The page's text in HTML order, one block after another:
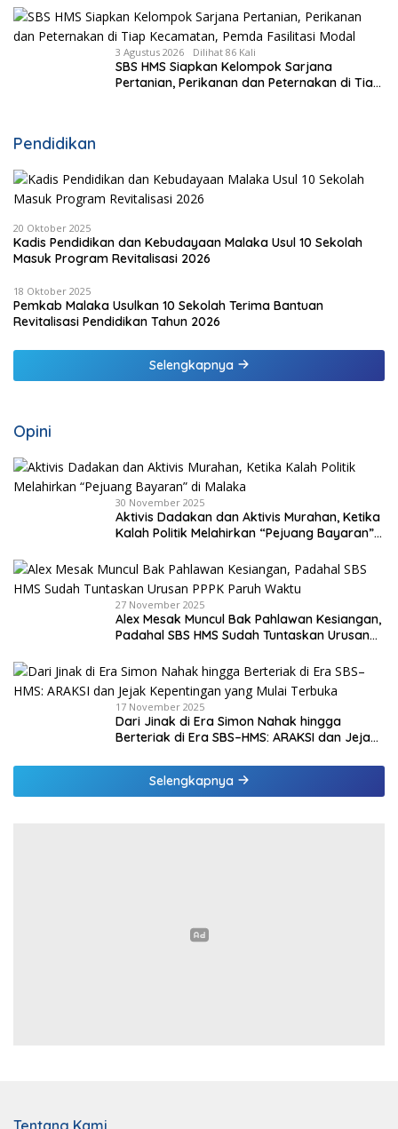
3 Agustus 2026 Dilihat 86 Kali
SBS HMS Siapkan Kelompok Sarjana
Pertanian, Perikanan dan Peternakan di Tiap
Pendidikan
20 Oktober 2025
Kadis Pendidikan dan Kebudayaan Malaka Usul 10 Sekolah
Masuk Program Revitalisasi 2026
18 Oktober 2025
Pemkab Malaka Usulkan 10 Sekolah Terima Bantuan
Revitalisasi Pendidikan Tahun 2026
Selengkapnya
Opini
30 November 2025
Aktivis Dadakan dan Aktivis Murahan, Ketika
Kalah Politik Melahirkan “Pejuang Bayaran”
27 November 2025
Alex Mesak Muncul Bak Pahlawan Kesiangan,
Padahal SBS HMS Sudah Tuntaskan Urusan
17 November 2025
Dari Jinak di Era Simon Nahak hingga
Berteriak di Era SBS–HMS: ARAKSI dan Jejak
Selengkapnya
Tentang Kami